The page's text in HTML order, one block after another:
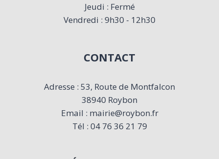
Jeudi : Fermé
Vendredi : 9h30 - 12h30
CONTACT
Adresse : 53, Route de Montfalcon
38940 Roybon
Email : mairie@roybon.fr
Tél : 04 76 36 21 79